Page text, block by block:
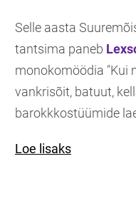
Selle aasta
tantsima paneb
monokomöödia "Kui
vankrisõit, batuut,
barokkkostüümide
Loe lisaks